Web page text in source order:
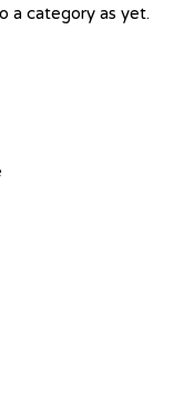
a category as yet.